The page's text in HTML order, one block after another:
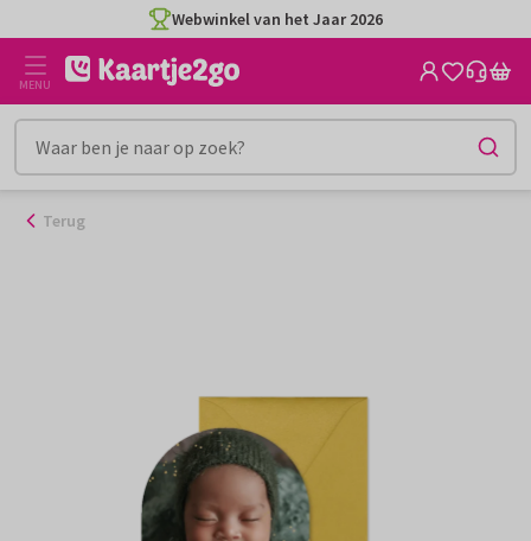
naar
inhoud
Webwinkel van het Jaar 2026
MENU
Terug